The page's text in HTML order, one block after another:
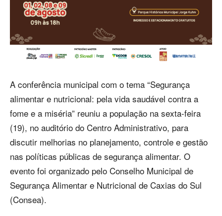
A conferência municipal com o tema “Segurança
alimentar e nutricional: pela vida saudável contra a
fome e a miséria” reuniu a população na sexta-feira
(19), no auditório do Centro Administrativo, para
discutir melhorias no planejamento, controle e gestão
nas políticas públicas de segurança alimentar. O
evento foi organizado pelo Conselho Municipal de
Segurança Alimentar e Nutricional de Caxias do Sul
(Consea).